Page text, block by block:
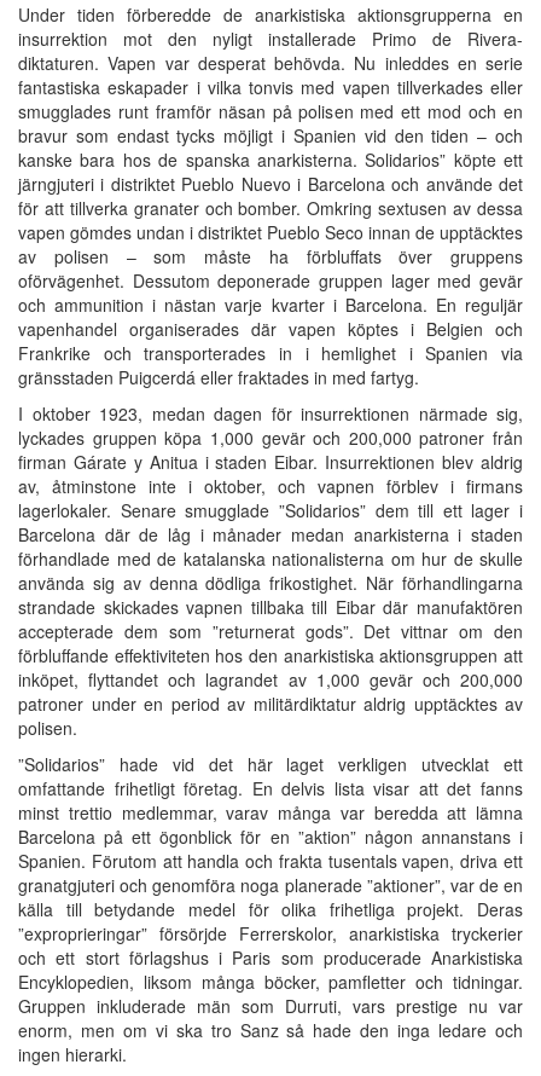
Under tiden förberedde de anarkistiska aktionsgrupperna en
insurrektion mot den nyligt installerade Primo de Rivera-
diktaturen. Vapen var desperat behövda. Nu inleddes en serie
fantastiska eskapader i vilka tonvis med vapen tillverkades eller
smugglades runt framför näsan på polisen med ett mod och en
bravur som endast tycks möjligt i Spanien vid den tiden – och
kanske bara hos de spanska anarkisterna. Solidarios” köpte ett
järngjuteri i distriktet Pueblo Nuevo i Barcelona och använde det
för att tillverka granater och bomber. Omkring sextusen av dessa
vapen gömdes undan i distriktet Pueblo Seco innan de upptäcktes
av polisen – som måste ha förbluffats över gruppens
oförvägenhet. Dessutom deponerade gruppen lager med gevär
och ammunition i nästan varje kvarter i Barcelona. En reguljär
vapenhandel organiserades där vapen köptes i Belgien och
Frankrike och transporterades in i hemlighet i Spanien via
gränsstaden Puigcerdá eller fraktades in med fartyg.
I oktober 1923, medan dagen för insurrektionen närmade sig,
lyckades gruppen köpa 1,000 gevär och 200,000 patroner från
firman Gárate y Anitua i staden Eibar. Insurrektionen blev aldrig
av, åtminstone inte i oktober, och vapnen förblev i firmans
lagerlokaler. Senare smugglade ”Solidarios” dem till ett lager i
Barcelona där de låg i månader medan anarkisterna i staden
förhandlade med de katalanska nationalisterna om hur de skulle
använda sig av denna dödliga frikostighet. När förhandlingarna
strandade skickades vapnen tillbaka till Eibar där manufaktören
accepterade dem som ”returnerat gods”. Det vittnar om den
förbluffande effektiviteten hos den anarkistiska aktionsgruppen att
inköpet, flyttandet och lagrandet av 1,000 gevär och 200,000
patroner under en period av militärdiktatur aldrig upptäcktes av
polisen.
”Solidarios” hade vid det här laget verkligen utvecklat ett
omfattande frihetligt företag. En delvis lista visar att det fanns
minst trettio medlemmar, varav många var beredda att lämna
Barcelona på ett ögonblick för en ”aktion” någon annanstans i
Spanien. Förutom att handla och frakta tusentals vapen, driva ett
granatgjuteri och genomföra noga planerade ”aktioner”, var de en
källa till betydande medel för olika frihetliga projekt. Deras
”exproprieringar” försörjde Ferrerskolor, anarkistiska tryckerier
och ett stort förlagshus i Paris som producerade Anarkistiska
Encyklopedien, liksom många böcker, pamfletter och tidningar.
Gruppen inkluderade män som Durruti, vars prestige nu var
enorm, men om vi ska tro Sanz så hade den inga ledare och
ingen hierarki.